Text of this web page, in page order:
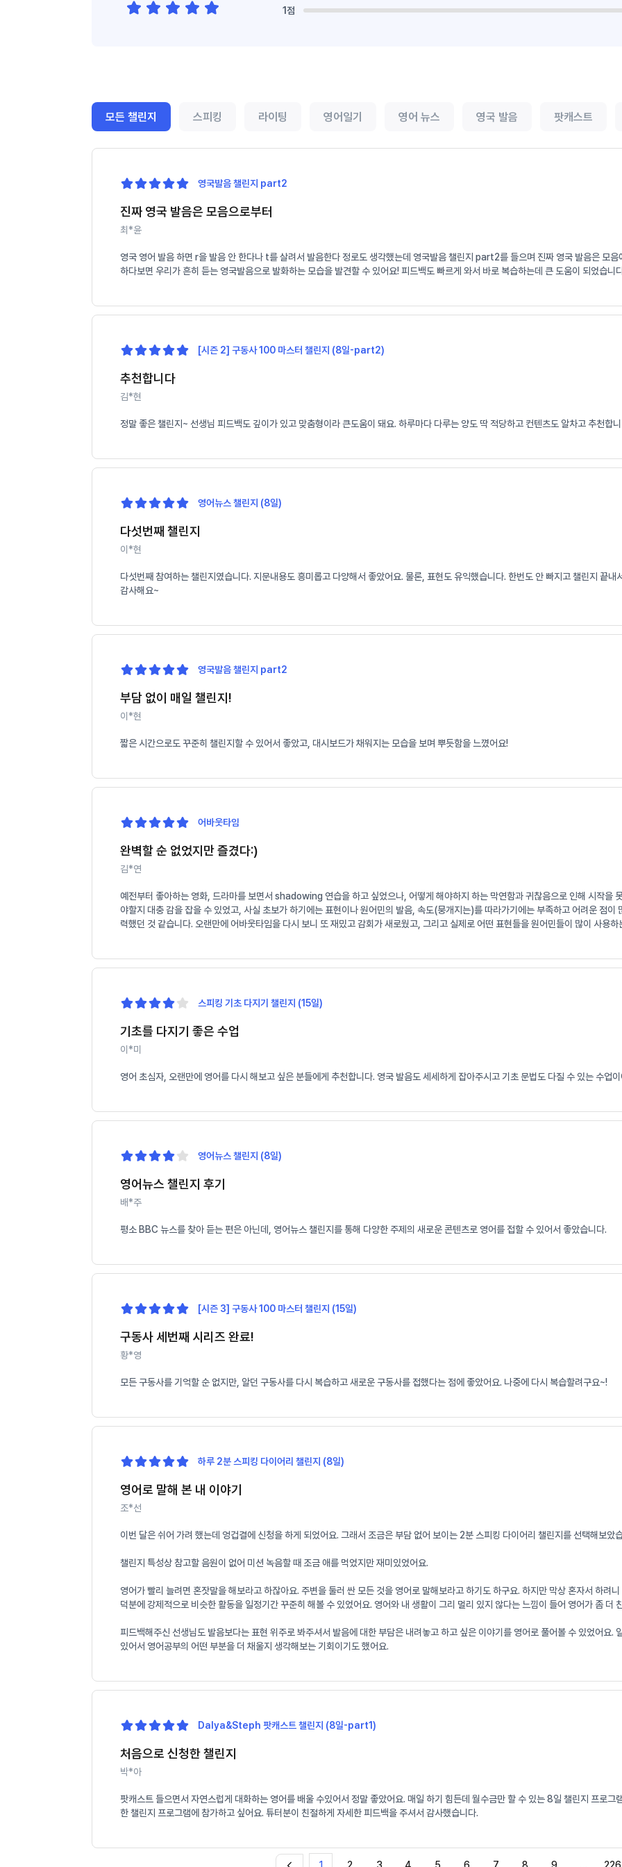
1점
모든 챌린지 스피킹 라이팅 영어일기 영어 뉴스 영국 발음 팟캐스트
영국발음 챌린지 part2
진짜 영국 발음은 모음으로부터
최*윤
영국 영어 발음 하면 r을 발음 안 한다나 t를 살려서 발음한다 정로도 생각했는데 영국발음 챌린지 part2를 들으며 진짜 영국 발음은 모
하다보면 우리가 흔히 듣는 영국발음으로 발화하는 모습을 발견할 수 있어요! 피드백도 빠르게 와서 바로 복습하는데 큰 도움이 되었습니
[시즌 2] 구동사 100 마스터 챌린지 (8일-part2)
추천합니다
김*현
정말 좋은 챌린지~ 선생님 피드백도 깊이가 있고 맞춤형이라 큰도움이 돼요. 하루마다 다루는 양도 딱 적당하고 컨텐츠도 알차고 추천합
영어뉴스 챌린지 (8일)
다섯번째 챌린지
이*현
다섯번째 참여하는 챌린지였습니다. 지문내용도 흥미롭고 다양해서 좋았어요. 물론, 표현도 유익했습니다. 한번도 안 빠지고 챌린지 끝
감사해요~
영국발음 챌린지 part2
부담 없이 매일 챌린지!
이*현
짧은 시간으로도 꾸준히 챌린지할 수 있어서 좋았고, 대시보드가 채워지는 모습을 보며 뿌듯함을 느꼈어요!
어바웃타임
완벽할 순 없었지만 즐겼다:)
김*연
예전부터 좋아하는 영화, 드라마를 보면서 shadowing 연습을 하고 싶었으나, 어떻게 해야하지 하는 막연함과 귀찮음으로 인해 시작을
야할지 대충 감을 잡을 수 있었고, 사실 초보가 하기에는 표현이나 원어민의 발음, 속도(뭉개지는)를 따라가기에는 부족하고 어려운 점이
력했던 것 같습니다. 오랜만에 어바웃타임을 다시 보니 또 재밌고 감회가 새로웠고, 그리고 실제로 어떤 표현들을 원어민들이 많이 사용
스피킹 기초 다지기 챌린지 (15일)
기초를 다지기 좋은 수업
이*미
영어 초심자, 오랜만에 영어를 다시 해보고 싶은 분들에게 추천합니다. 영국 발음도 세세하게 잡아주시고 기초 문법도 다질 수 있는 수업
영어뉴스 챌린지 (8일)
영어뉴스 챌린지 후기
배*주
평소 BBC 뉴스를 찾아 듣는 편은 아닌데, 영어뉴스 챌린지를 통해 다양한 주제의 새로운 콘텐츠로 영어를 접할 수 있어서 좋았습니다.
[시즌 3] 구동사 100 마스터 챌린지 (15일)
구동사 세번째 시리즈 완료!
황*영
모든 구동사를 기억할 순 없지만, 알던 구동사를 다시 복습하고 새로운 구동사를 접했다는 점에 좋았어요. 나중에 다시 복습할려구요~!
하루 2분 스피킹 다이어리 챌린지 (8일)
영어로 말해 본 내 이야기
조*선
이번 달은 쉬어 가려 했는데 엉겁결에 신청을 하게 되었어요. 그래서 조금은 부담 없어 보이는 2분 스피킹 다이어리 챌린지를 선택해보았
챌린지 특성상 참고할 음원이 없어 미션 녹음할 때 조금 애를 먹었지만 재미있었어요.
영어가 빨리 늘려면 혼잣말을 해보라고 하잖아요. 주변을 둘러 싼 모든 것을 영어로 말해보라고 하기도 하구요. 하지만 막상 혼자서 하려
덕분에 강제적으로 비슷한 활동을 일정기간 꾸준히 해볼 수 있었어요. 영어와 내 생활이 그리 멀리 있지 않다는 느낌이 들어 영어가 좀 더
피드백해주신 선생님도 발음보다는 표현 위주로 봐주셔서 발음에 대한 부담은 내려놓고 하고 싶은 이야기를 영어로 풀어볼 수 있었어
있어서 영어공부의 어떤 부분을 더 채울지 생각해보는 기회이기도 했어요.
Dalya&Steph 팟캐스트 챌린지 (8일-part1)
처음으로 신청한 챌린지
박*아
팟캐스트 들으면서 자연스럽게 대화하는 영어를 배울 수있어서 정말 좋았어요. 매일 하기 힘든데 월수금만 할 수 있는 8일 챌린지 프로그
한 챌린지 프로그램에 참가하고 싶어요. 튜터분이 친절하게 자세한 피드백을 주셔서 감사했습니다.
1 2 3 4 5 6 7 8 9 226